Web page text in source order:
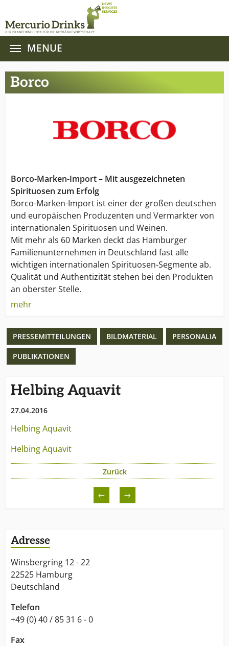
MENUE
Borco
Borco-Marken-Import – Mit ausgezeichneten
Spirituosen zum Erfolg
Borco-Marken-Import ist einer der großen deutschen
und europäischen Produzenten und Vermarkter von
internationalen Spirituosen und Weinen.
Mit mehr als 60 Marken deckt das Hamburger
Familienunternehmen in Deutschland fast alle
wichtigen internationalen Spirituosen-Segmente ab.
Qualität und Authentizität stehen bei den Produkten
an oberster Stelle.
Borco-Marken mit insgesamt 12 Medaillen bei der
„International Wine & Spirits Competition 2007“. Das
Erfolgsrezept: Überzeugende, starke Marken und die
richtige Strategie.
1948 wurde BORCO Borm & Co. in Hamburg
gegründet. Eine Erweiterung erfolgte 1972 durch die
Neugründung von BORCO-Marken-Import. Von
Anfang an zu 100 % im Besitz der Familie Matthiesen,
ist das Unternehmen einer der wenigen großen,
internationalen und unabhängigen Anbieter der
Branche.
mehr
PRESSEMITTEILUNGEN BILDMATERIAL PERSONALIA
PUBLIKATIONEN
Helbing Aquavit
27.04.2016
Helbing Aquavit
Helbing Aquavit
Zurück
← →
Adresse
Winsbergring 12 - 22
22525 Hamburg
Deutschland
Telefon
+49 (0) 40 / 85 31 6 - 0
Fax